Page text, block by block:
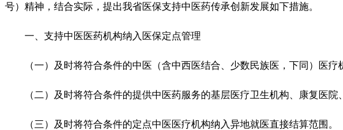
号）精神，结合实际，提出我省医保支持中医药传承创新发展如下措施。
一、支持中医医药机构纳入医保定点管理
（一）及时将符合条件的中医（含中西医结合、少数民族医，下同）医疗
（二）及时将符合条件的提供中医药服务的基层医疗卫生机构、康复医院
（三）及时将符合条件的定点中医医疗机构纳入异地就医直接结算范围。